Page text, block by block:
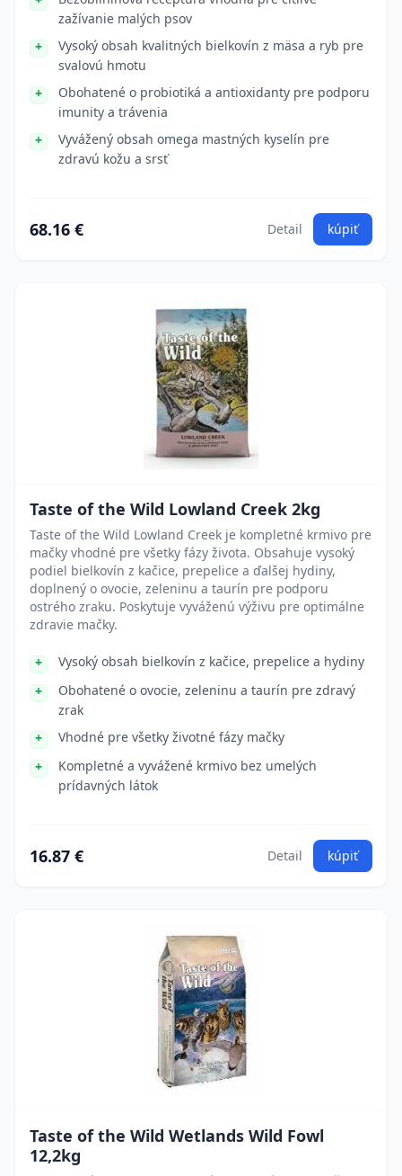
zažívanie malých psov
Vysoký obsah kvalitných bielkovín z mäsa a ryb pre
svalovú hmotu
Obohatené o probiotiká a antioxidanty pre podporu
imunity a trávenia
Vyvážený obsah omega mastných kyselín pre
zdravú kožu a srsť
68.16 € Detail kúpiť
Taste of the Wild Lowland Creek 2kg
Taste of the Wild Lowland Creek je kompletné krmivo pre
mačky vhodné pre všetky fázy života. Obsahuje vysoký
podiel bielkovín z kačice, prepelice a ďalšej hydiny,
doplnený o ovocie, zeleninu a taurín pre podporu
ostrého zraku. Poskytuje vyváženú výživu pre optimálne
zdravie mačky.
Vysoký obsah bielkovín z kačice, prepelice a hydiny
Obohatené o ovocie, zeleninu a taurín pre zdravý
zrak
Vhodné pre všetky životné fázy mačky
Kompletné a vyvážené krmivo bez umelých
prídavných látok
16.87 € Detail kúpiť
Taste of the Wild Wetlands Wild Fowl
12,2kg